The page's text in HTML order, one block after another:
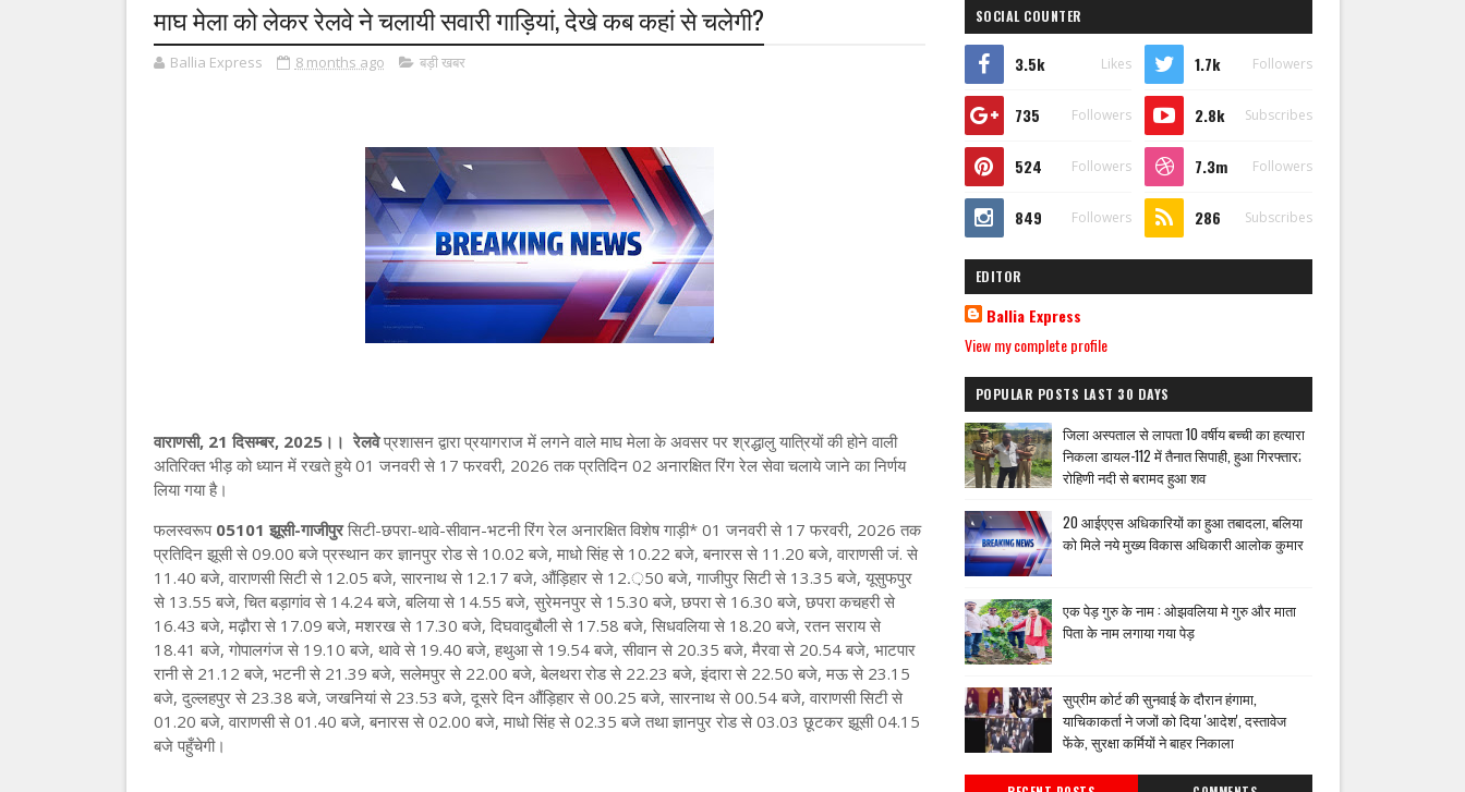
माघ मेला को लेकर रेलवे ने चलायी सवारी गाड़ियां, देखे कब कहां से चलेगी?
Ballia Express 8 months ago बड़ी खबर
वाराणसी, 21 दिसम्बर, 2025।। रेलवेप्रशासन द्वारा प्रयागराज में लगने वाले माघ मेला के अवसर पर श्रद्धालु यात्रियों की होने वाली
अतिरिक्त भीड़ को ध्यान में रखते हुये 01 जनवरी से 17 फरवरी, 2026 तक प्रतिदिन 02 अनारक्षित रिंग रेल सेवा चलाये जाने का निर्णय
लिया गया है।
फलस्वरूप 05101 झूसी-गाजीपुरसिटी-छपरा-थावे-सीवान-भटनी रिंग रेल अनारक्षित विशेष गाड़ी* 01 जनवरी से 17 फरवरी, 2026 तक
प्रतिदिन झूसी से 09.00 बजे प्रस्थान कर ज्ञानपुर रोड से 10.02 बजे, माधो सिंह से 10.22 बजे, बनारस से 11.20 बजे, वाराणसी जं. से
11.40 बजे, वाराणसी सिटी से 12.05 बजे, सारनाथ से 12.17 बजे, औंड़िहार से 12.़50 बजे, गाजीपुर सिटी से 13.35 बजे, यूसुफपुर
से 13.55 बजे, चित बड़ागांव से 14.24 बजे, बलिया से 14.55 बजे, सुरेमनपुर से 15.30 बजे, छपरा से 16.30 बजे, छपरा कचहरी से
16.43 बजे, मढ़ौरा से 17.09 बजे, मशरख से 17.30 बजे, दिघवादुबौली से 17.58 बजे, सिधवलिया से 18.20 बजे, रतन सराय से
18.41 बजे, गोपालगंज से 19.10 बजे, थावे से 19.40 बजे, हथुआ से 19.54 बजे, सीवान से 20.35 बजे, मैरवा से 20.54 बजे, भाटपार
रानी से 21.12 बजे, भटनी से 21.39 बजे, सलेमपुर से 22.00 बजे, बेलथरा रोड से 22.23 बजे, इंदारा से 22.50 बजे, मऊ से 23.15
बजे, दुल्लहपुर से 23.38 बजे, जखनियां से 23.53 बजे, दूसरे दिन औंड़िहार से 00.25 बजे, सारनाथ से 00.54 बजे, वाराणसी सिटी से
01.20 बजे, वाराणसी से 01.40 बजे, बनारस से 02.00 बजे, माधो सिंह से 02.35 बजे तथा ज्ञानपुर रोड से 03.03 छूटकर झूसी 04.15
बजे पहुँचेगी।
SOCIAL COUNTER
3.5k Likes 1.7k Followers
735 Followers 2.8k Subscribes
524 Followers 7.3m Followers
849 Followers 286 Subscribes
EDITOR
Ballia Express
View my complete profile
POPULAR POSTS LAST 30 DAYS
जिला अस्पताल से लापता 10 वर्षीय बच्ची का हत्यारा
निकला डायल-112 में तैनात सिपाही, हुआ गिरफ्तार;
रोहिणी नदी से बरामद हुआ शव
20 आईएएस अधिकारियों का हुआ तबादला, बलिया
को मिले नये मुख्य विकास अधिकारी आलोक कुमार
एक पेड़ गुरु के नाम : ओझवलिया मे गुरु और माता
पिता के नाम लगाया गया पेड़
सुप्रीम कोर्ट की सुनवाई के दौरान हंगामा,
याचिकाकर्ता ने जजों को दिया 'आदेश', दस्तावेज
फेंके, सुरक्षा कर्मियों ने बाहर निकाला